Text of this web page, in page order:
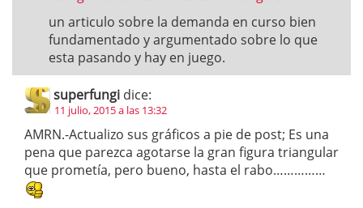
un articulo sobre la demanda en curso bien
fundamentado y argumentado sobre lo que
esta pasando y hay en juego.
superfungi dice:
11 julio, 2015 a las 13:32
AMRN.-Actualizo sus gráficos a pie de post; Es una
pena que parezca agotarse la gran figura triangular
que prometía, pero bueno, hasta el rabo……………